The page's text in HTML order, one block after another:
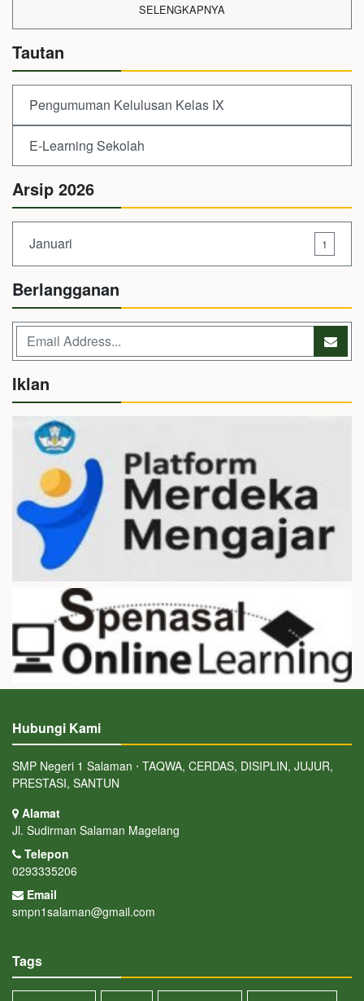
SELENGKAPNYA
Tautan
Pengumuman Kelulusan Kelas IX
E-Learning Sekolah
Arsip 2026
Januari 1
Berlangganan
Iklan
Hubungi Kami
SMP Negeri 1 Salaman ⋅ TAQWA, CERDAS, DISIPLIN, JUJUR,
PRESTASI, SANTUN
Alamat
Jl. Sudirman Salaman Magelang
Telepon
0293335206
Email
smpn1salaman@gmail.com
Tags